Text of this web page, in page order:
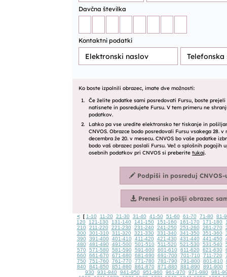
< [ 1-10 11-20 21-30 31-40 41-50 51-60 61-70 71-80
81-
120
121-130 131-140 141-150 151-160 161-170 171-180
210
211-220 221-230 231-240 241-250 251-260 261-270
300
301-310 311-320 321-330 331-340 341-350 351-360
390
391-400 401-410 411-420 421-430 431-440 441-450
480
481-490 491-500 501-510 511-520 521-530 531-540
570
571-580 581-590 591-600 601-610 611-620 621-630
660
661-670 671-680 681-690 691-700 701-710 711-720
750
751-760 761-770 771-780 781-790 791-800 801-810
840
841-850 851-860 861-870 871-880 881-890 891-900
930
931-940 941-950 951-960 961-970 971-980
981-